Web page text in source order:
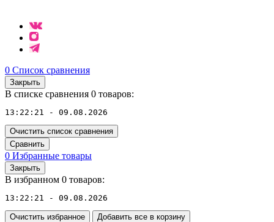
0 Список сравнения
Закрыть
В списке сравнения 0 товаров:
13:22:21 - 09.08.2026
Очистить список сравнения
Сравнить
0 Избранные товары
Закрыть
В избранном 0 товаров:
13:22:21 - 09.08.2026
Очистить избранное Добавить все в корзину